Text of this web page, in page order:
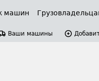
машин
Ваши машины